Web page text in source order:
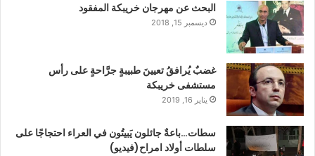
البحث عن مهرجان خريبكة المفقود
ديسمبر 15, 2018
غضبٌ يُرافقُ تعيينَ طبيبةٍ جرَّاحةٍ على رأس
مستشفى خريبكة
يناير 16, 2019
سطات…باعةٌ جائلون يَبيتُون في العراء احتجاجًا على
سلطات أولاد امراح(فيديو)